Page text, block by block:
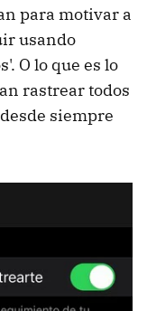
para motivar a
usando
O lo que es lo
rastrear todos
siempre